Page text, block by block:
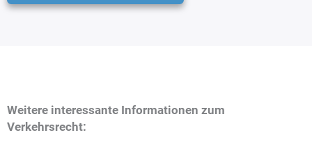
Weitere interessante Informationen zum
Verkehrsrecht: